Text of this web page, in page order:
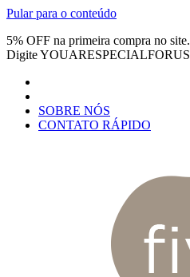
Pular para o conteúdo
5% OFF na primeira compra no site.
DigiteYOUARESPECIALFORUS
SOBRE NÓS
CONTATO RÁPIDO